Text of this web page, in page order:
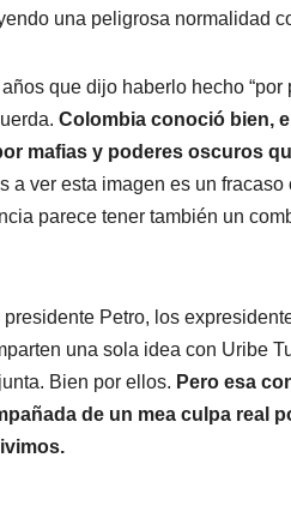
una peligrosa normalidad
que dijo haberlo hecho “por
Colombia conoció bien,
mafias y poderes oscuros
a ver esta imagen es un
parece tener también un
Petro, los
una sola idea con Uribe
Bien por ellos. Pero esa
de un mea culpa real